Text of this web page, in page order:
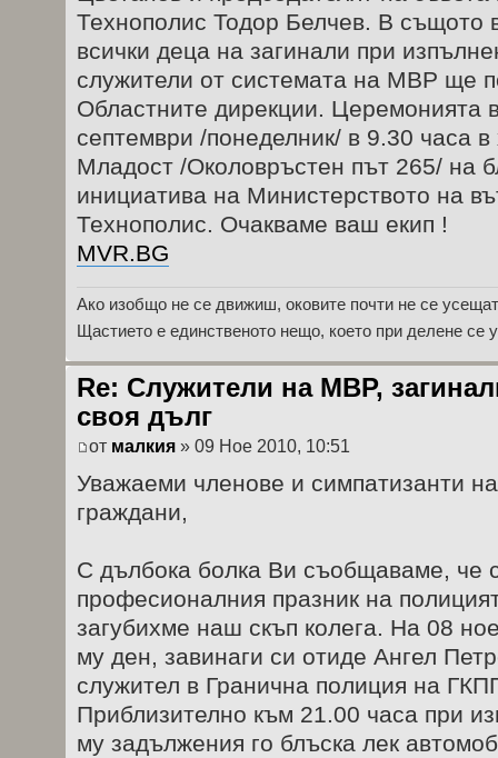
Технополис Тодор Белчев. В същото
всички деца на загинали при
служители от системата на МВР ще
Областните дирекции.
септември /понеделник/ в 9.30 часа
Младост /Околовръстен път 265/ на
инициатива на Министерството на
Технополис. Очакваме ваш екип !
MVR.BG
Ако изобщо не се движиш, оковите почти не се
Щастието е единственото нещо, което при делене се
Re: Служители на МВР,
своя дълг
от малкия » 09 Ное 2010, 10:51
Уважаеми членове и симпатизанти
граждани,
С дълбока болка Ви съобщаваме, че
професионалния празник на
загубихме наш скъп колега. На 08
му ден, завинаги си отиде Ангел
служител в Гранична полиция на
Приблизително към 21.00 часа при
му задължения го блъска лек